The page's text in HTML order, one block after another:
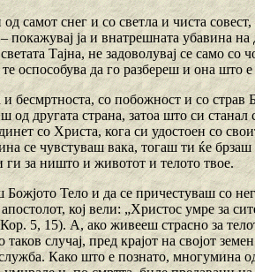
самот снег и со светла и чиста
покажувај ја и внатрешната убавина
Тајна, не задоволувај се само со
те оспособува да го разбереш и она што
бесмртноста, со побожност и со страв
од другата страна, затоа што си
со Христа, кога си удостоен со
се чувстуваш вака, тогаш ти ќе
за ништо и животот и телото твое.
Божјото Тело и да се причестуваш со
кој вели: „Христос умре за
5, 15). A, ако живееш страсно за
случај, пред крајот на својот
Како што е познато, многумина